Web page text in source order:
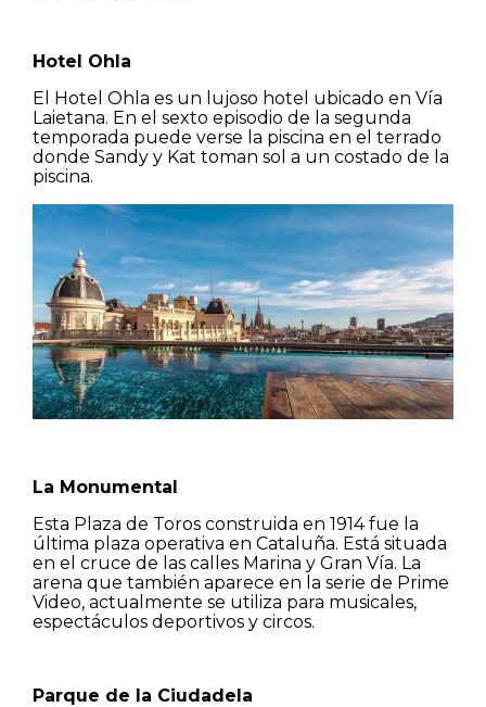
Hotel Ohla
El Hotel Ohla es un lujoso hotel ubicado en Vía
Laietana. En el sexto episodio de la segunda
temporada puede verse la piscina en el terrado
donde Sandy y Kat toman sol a un costado de la
piscina.
La Monumental
Esta Plaza de Toros construida en 1914 fue la
última plaza operativa en Cataluña. Está situada
en el cruce de las calles Marina y Gran Vía. La
arena que también aparece en la serie de Prime
Video, actualmente se utiliza para musicales,
espectáculos deportivos y circos.
Parque de la Ciudadela